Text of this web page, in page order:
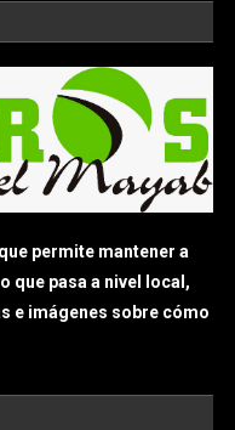
permite mantener a
que pasa a nivel local,
e imágenes sobre cómo